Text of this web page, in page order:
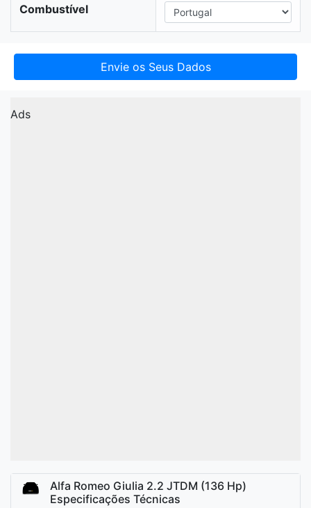
Combustível
Envie os Seus Dados
Ads
Alfa Romeo Giulia 2.2 JTDM (136 Hp)
Especificações Técnicas